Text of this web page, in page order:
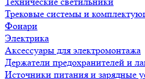
Трековые системы и
Фонари
Электрика
Аксессуары для электромонтажа
Держатели предохранителей и
Источники питания и зарядные